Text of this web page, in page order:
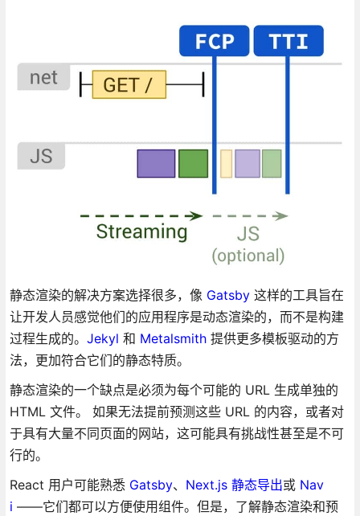
静态渲染的解决方案选择很多，像 Gatsby这样的工具旨在
让开发人员感觉他们的应用程序是动态渲染的，而不是构建
过程生成的。 Jekyl 和 Metalsmith提供更多模板驱动的方
法，更加符合它们的静态特质。
静态渲染的一个缺点是必须为每个可能的 URL 生成单独的
HTML 文件。 如果无法提前预测这些 URL 的内容，或者对
于具有大量不同页面的网站，这可能具有挑战性甚至是不可
行的。
React 用户可能熟悉 Gatsby、 Next.js 静态导出或 Nav
i ——它们都可以方便使用组件。但是，了解静态渲染和预